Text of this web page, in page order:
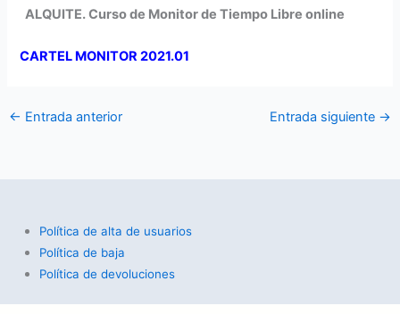
ALQUITE. Curso de Monitor de Tiempo Libre online
CARTEL MONITOR 2021.01
← Entrada anterior Entrada siguiente →
Política de alta de usuarios
Política de baja
Política de devoluciones